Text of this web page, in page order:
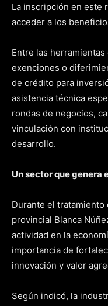
La inscripción en este
acceder a los
Entre las
exenciones o
de crédito para
asistencia técnica
rondas de negocios,
vinculación con
desarrollo.
Un sector que genera
Durante el tratamiento
provincial Blanca
actividad en la
importancia de
innovación y valor
Según indicó, la